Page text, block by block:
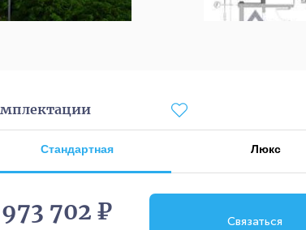
Стандартная Люкс
702 ₽ Связаться